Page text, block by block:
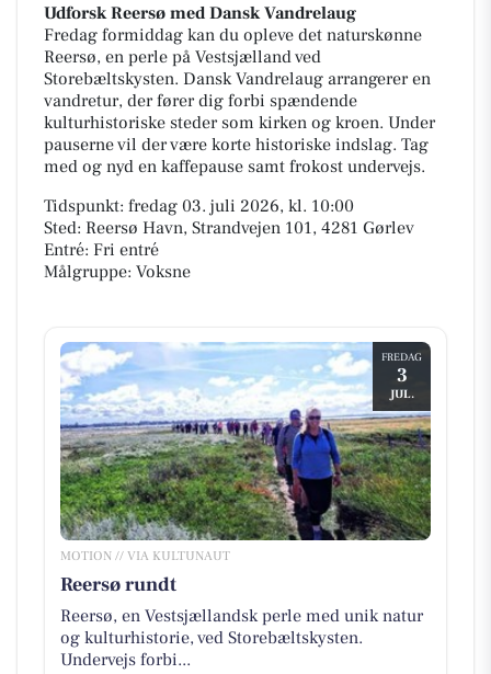
Udforsk Reersø med Dansk Vandrelaug
Fredag formiddag kan du opleve det naturskønne
Reersø, en perle på Vestsjælland ved
Storebæltskysten. Dansk Vandrelaug arrangerer en
vandretur, der fører dig forbi spændende
kulturhistoriske steder som kirken og kroen. Under
pauserne vil der være korte historiske indslag. Tag
med og nyd en kaffepause samt frokost undervejs.
Tidspunkt: fredag 03. juli 2026, kl. 10:00
Sted: Reersø Havn, Strandvejen 101, 4281 Gørlev
Entré: Fri entré
Målgruppe: Voksne
FREDAG
3
JUL.
MOTION // VIA KULTUNAUT
Reersø rundt
Reersø, en Vestsjællandsk perle med unik natur
og kulturhistorie, ved Storebæltskysten.
Undervejs forbi...